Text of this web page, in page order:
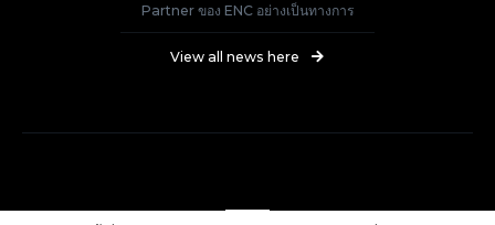
Partner ของ ENC อย่างเป็นทางการ
View all news here